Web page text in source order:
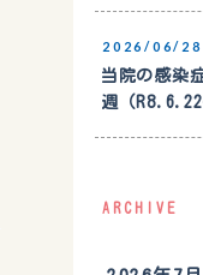
2026/06/28
当院の感染
週（R8.6.22
ARCHIVE